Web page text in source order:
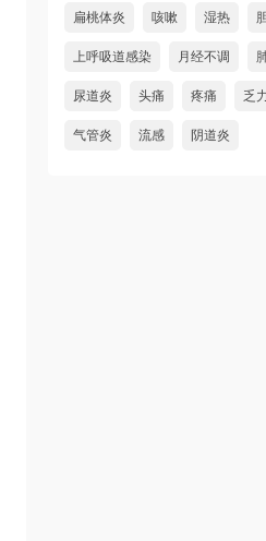
扁桃体炎 咳嗽 湿热
上呼吸道感染 月经不调
尿道炎 头痛 疼痛 乏
气管炎 流感 阴道炎